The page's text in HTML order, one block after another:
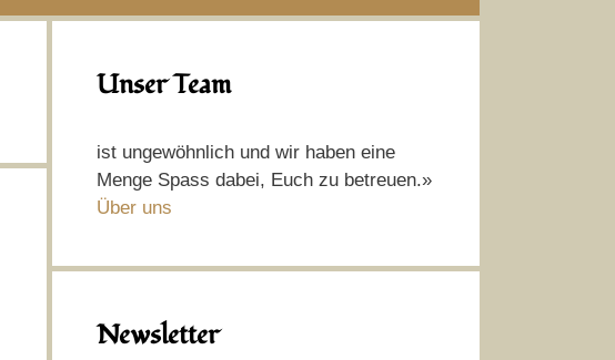
Unser Team
ist ungewöhnlich und wir haben eine
Menge Spass dabei, Euch zu betreuen.»
Über uns
Newsletter